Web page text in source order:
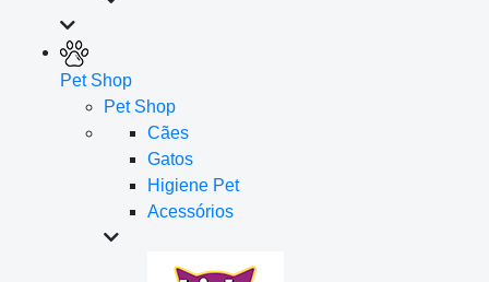
Pet Shop
Pet Shop
Cães
Gatos
Higiene Pet
Acessórios